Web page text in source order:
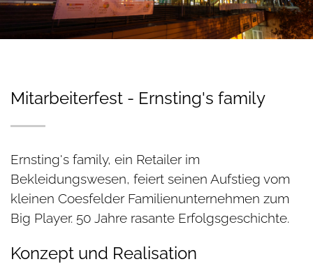
Mitarbeiterfest - Ernsting's family
Ernsting's family, ein Retailer im
Bekleidungswesen, feiert seinen Aufstieg vom
kleinen Coesfelder Familienunternehmen zum
Big Player. 50 Jahre rasante Erfolgsgeschichte.
Konzept und Realisation